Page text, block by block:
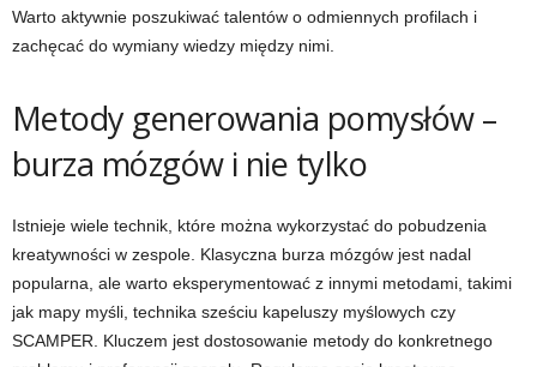
Warto aktywnie poszukiwać talentów o odmiennych profilach i
zachęcać do wymiany wiedzy między nimi.
Metody generowania pomysłów –
burza mózgów i nie tylko
Istnieje wiele technik, które można wykorzystać do pobudzenia
kreatywności w zespole. Klasyczna burza mózgów jest nadal
popularna, ale warto eksperymentować z innymi metodami, takimi
jak mapy myśli, technika sześciu kapeluszy myślowych czy
SCAMPER. Kluczem jest dostosowanie metody do konkretnego